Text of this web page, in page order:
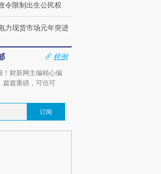
令限制出生公民权
力现货市场元年突进
样例
！财新网主编精心编
篇篇重磅，可信可
订阅